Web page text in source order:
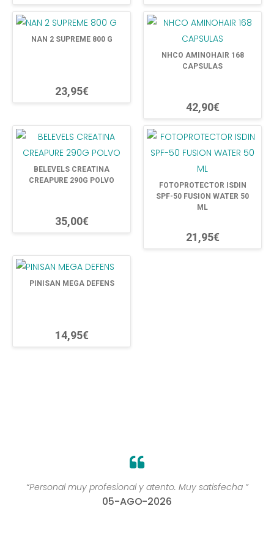
NAN 2 SUPREME 800 G
23,95€
NHCO AMINOHAIR 168
CAPSULAS
42,90€
BELEVELS CREATINA
CREAPURE 290G POLVO
35,00€
FOTOPROTECTOR ISDIN
SPF-50 FUSION WATER 50
ML
21,95€
PINISAN MEGA DEFENS
14,95€
“Personal muy profesional y atento. Muy satisfecha ”
05-AGO-2026